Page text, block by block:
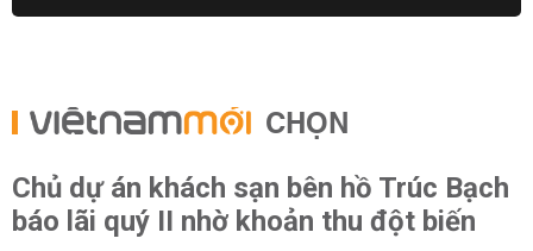
CHỌN
Chủ dự án khách sạn bên hồ Trúc Bạch
báo lãi quý II nhờ khoản thu đột biến